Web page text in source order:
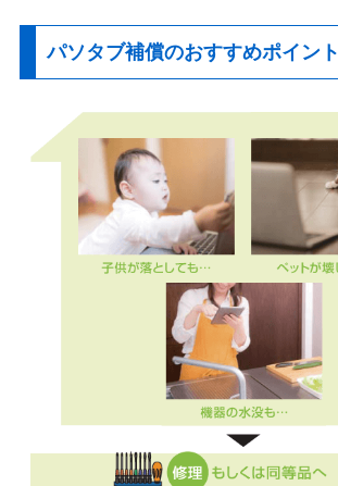
パソタブ補償のおすすめポイント